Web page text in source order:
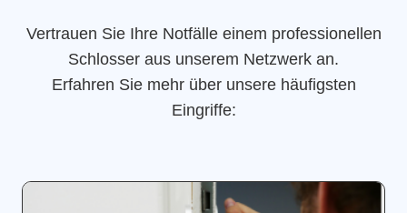
Vertrauen Sie Ihre Notfälle einem professionellen
Schlosser aus unserem Netzwerk an.
Erfahren Sie mehr über unsere häufigsten
Eingriffe: